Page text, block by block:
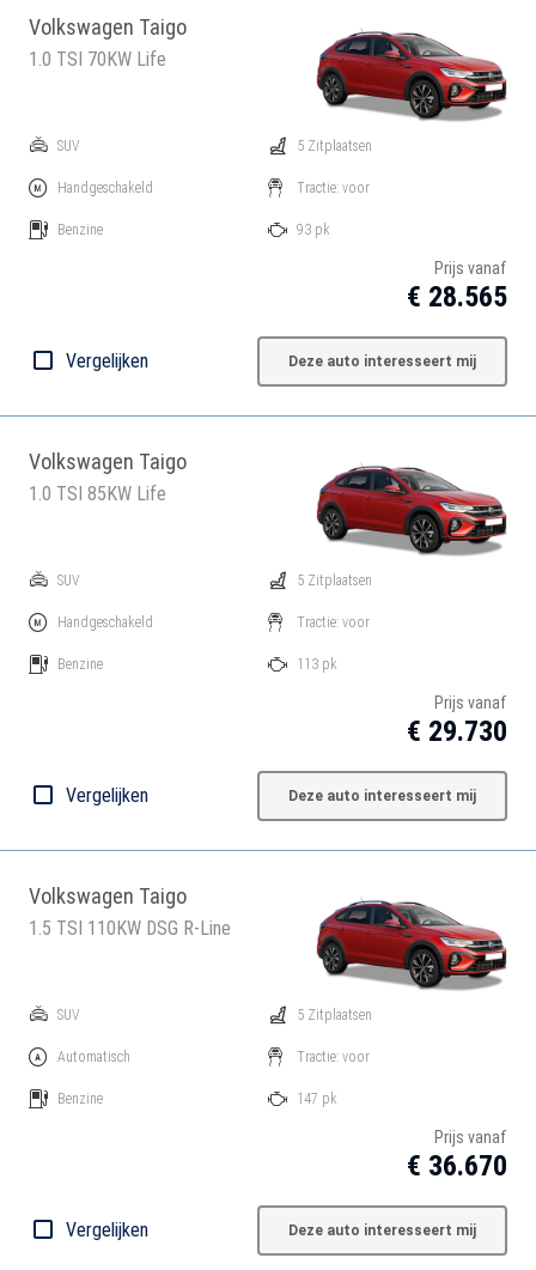
Volkswagen Taigo
1.0 TSI 70KW Life
SUV
Handgeschakeld
Benzine
5 Zitplaatsen
Tractie: voor
93 pk
Prijs vanaf
€ 28.565
Vergelijken Deze auto interesseert mij
Volkswagen Taigo
1.0 TSI 85KW Life
SUV
Handgeschakeld
Benzine
5 Zitplaatsen
Tractie: voor
113 pk
Prijs vanaf
€ 29.730
Vergelijken Deze auto interesseert mij
Volkswagen Taigo
1.5 TSI 110KW DSG R-Line
SUV
Automatisch
Benzine
5 Zitplaatsen
Tractie: voor
147 pk
Prijs vanaf
€ 36.670
Vergelijken Deze auto interesseert mij